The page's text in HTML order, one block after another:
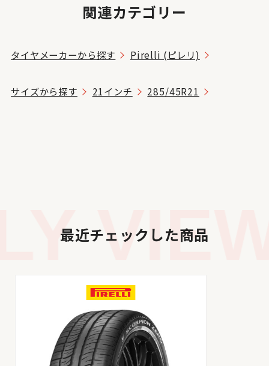
関連カテゴリー
タイヤメーカーから探す Pirelli (ピレリ)
サイズから探す 21インチ 285/45R21
最近チェックした商品